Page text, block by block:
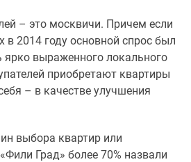
– это москвичи. Причем если
в 2014 году основной спрос был
ярко выраженного локального
приобретают квартиры
– в качестве улучшения
выбора квартир или
Град» более 70% назвали